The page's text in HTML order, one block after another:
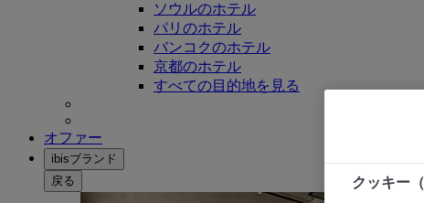
ソウルのホテル
パリのホテル
バンコクのホテル
京都のホテル
すべての目的地を見る
オファー
ibisブランド
戻る
クッキー